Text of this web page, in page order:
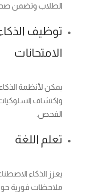
الطلاب وتضمن صحة
توظيف
الامتحانات
يمكن لأنظمة
واكتشاف
الفحص.
تعلم اللغة
يعزز الذكاء
ملاحظات فورية